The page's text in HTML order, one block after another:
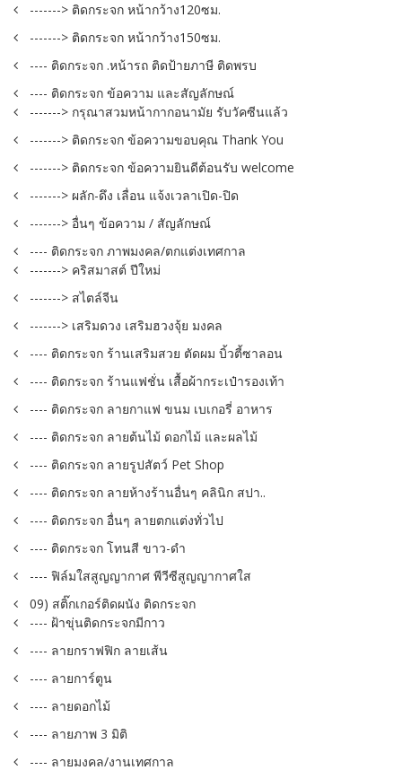
-------> ติดกระจก หน้ากว้าง120ซม.
-------> ติดกระจก หน้ากว้าง150ซม.
---- ติดกระจก .หน้ารถ ติดป้ายภาษี ติดพรบ
---- ติดกระจก ข้อความ และสัญลักษณ์
-------> กรุณาสวมหน้ากากอนามัย รับวัคซีนแล้ว
-------> ติดกระจก ข้อความขอบคุณ Thank You
-------> ติดกระจก ข้อความยินดีต้อนรับ welcome
-------> ผลัก-ดึง เลื่อน แจ้งเวลาเปิด-ปิด
-------> อื่นๆ ข้อความ / สัญลักษณ์
---- ติดกระจก ภาพมงคล/ตกแต่งเทศกาล
-------> คริสมาสต์ ปีใหม่
-------> สไตล์จีน
-------> เสริมดวง เสริมฮวงจุ้ย มงคล
---- ติดกระจก ร้านเสริมสวย ตัดผม บิ้วตี้ซาลอน
---- ติดกระจก ร้านแฟชั่น เสื้อผ้ากระเป๋ารองเท้า
---- ติดกระจก ลายกาแฟ ขนม เบเกอรี่ อาหาร
---- ติดกระจก ลายต้นไม้ ดอกไม้ และผลไม้
---- ติดกระจก ลายรูปสัตว์ Pet Shop
---- ติดกระจก ลายห้างร้านอื่นๆ คลินิก สปา..
---- ติดกระจก อื่นๆ ลายตกแต่งทั่วไป
---- ติดกระจก โทนสี ขาว-ดำ
---- ฟิล์มใสสูญญากาศ พีวีซีสูญญากาศใส
09) สติ๊กเกอร์ติดผนัง ติดกระจก
---- ฝ้าขุ่นติดกระจกมีกาว
---- ลายกราฟฟิก ลายเส้น
---- ลายการ์ตูน
---- ลายดอกไม้
---- ลายภาพ 3 มิติ
---- ลายมงคล/งานเทศกาล